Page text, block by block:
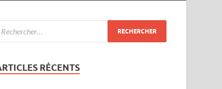
RÉCENTS